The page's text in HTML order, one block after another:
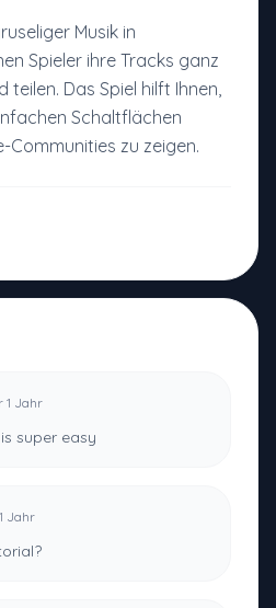
Musik in
Spieler ihre Tracks ganz
teilen. Das Spiel hilft Ihnen,
Schaltflächen
Communities zu zeigen.
1 Jahr
super easy
Jahr